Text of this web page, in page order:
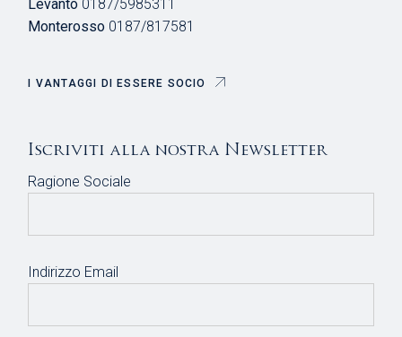
Levanto 0187/5985311
Monterosso 0187/817581
I VANTAGGI DI ESSERE SOCIO
Iscriviti alla nostra Newsletter
Ragione Sociale
Indirizzo Email